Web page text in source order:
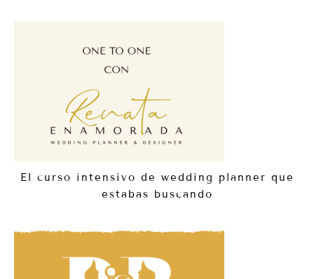
El curso intensivo de wedding planner que
estabas buscando